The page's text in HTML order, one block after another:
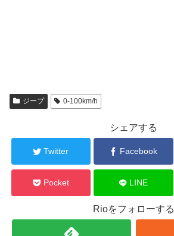
ジープ 0-100km/h
シェアする
Twitter Facebook
Pocket LINE
Rioをフォローする